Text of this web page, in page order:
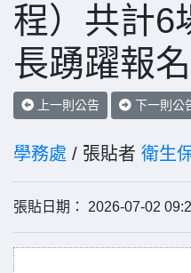
程）共計6
長踴躍報名
上一則公告 下一則公
學務處 / 張貼者 衛生
張貼日期： 2026-07-02